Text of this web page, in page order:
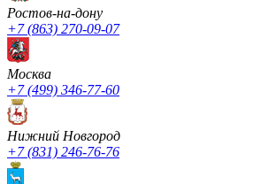
Ростов-на-дону
+7 (863) 270-09-07
Москва
+7 (499) 346-77-60
Нижний Новгород
+7 (831) 246-76-76